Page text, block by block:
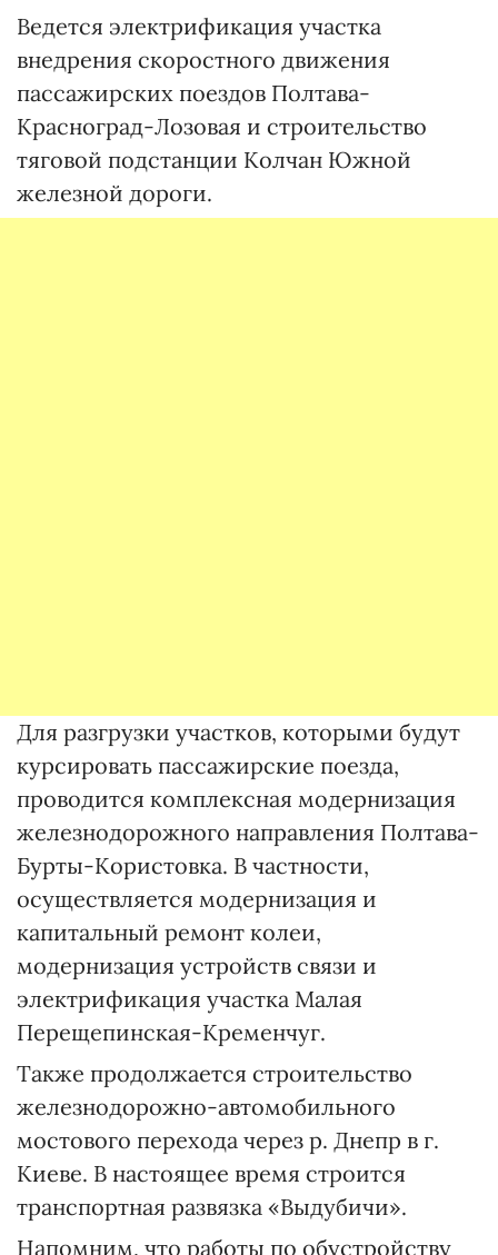
Ведется электрификация участка
внедрения скоростного движения
пассажирских поездов Полтава-
Красноград-Лозовая и строительство
тяговой подстанции Колчан Южной
железной дороги.
Для разгрузки участков, которыми будут
курсировать пассажирские поезда,
проводится комплексная модернизация
железнодорожного направления Полтава-
Бурты-Користовка. В частности,
осуществляется модернизация и
капитальный ремонт колеи,
модернизация устройств связи и
электрификация участка Малая
Перещепинская-Кременчуг.
Также продолжается строительство
железнодорожно-автомобильного
мостового перехода через р. Днепр в г.
Киеве. В настоящее время строится
транспортная развязка «Выдубичи».
Напомним, что работы по обустройству